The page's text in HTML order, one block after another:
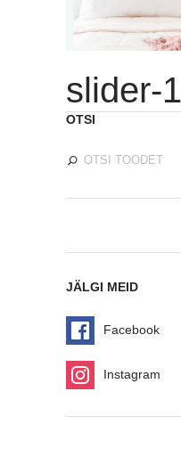
slider-1
OTSI
JÄLGI MEID
Facebook
Instagram